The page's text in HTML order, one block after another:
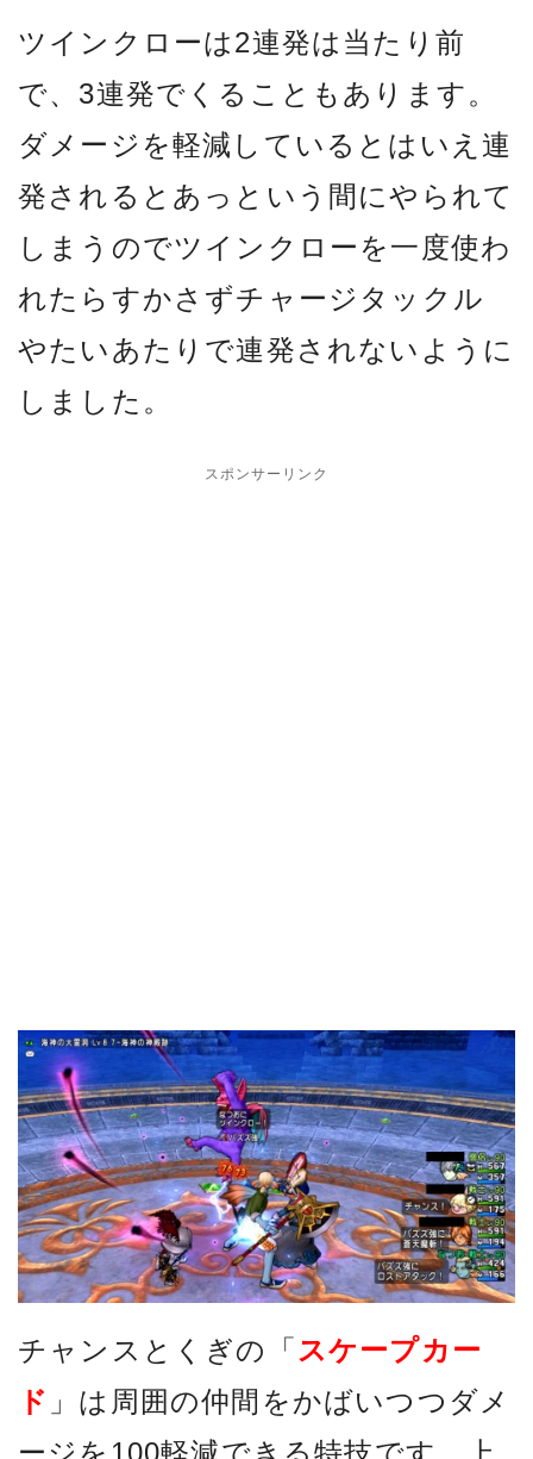
ツインクローは2連発は当たり前
で、3連発でくることもあります。
ダメージを軽減しているとはいえ連
発されるとあっという間にやられて
しまうのでツインクローを一度使わ
れたらすかさずチャージタックル
やたいあたりで連発されないように
しました。
スポンサーリンク
チャンスとくぎの「スケープカー
ド 」は周囲の仲間をかばいつつダメ
ージを100軽減できる特技です。上